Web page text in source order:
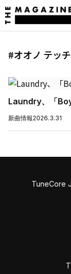
#オオノ テッ
Laundry、「
新曲情報2026.3.31
TuneCore